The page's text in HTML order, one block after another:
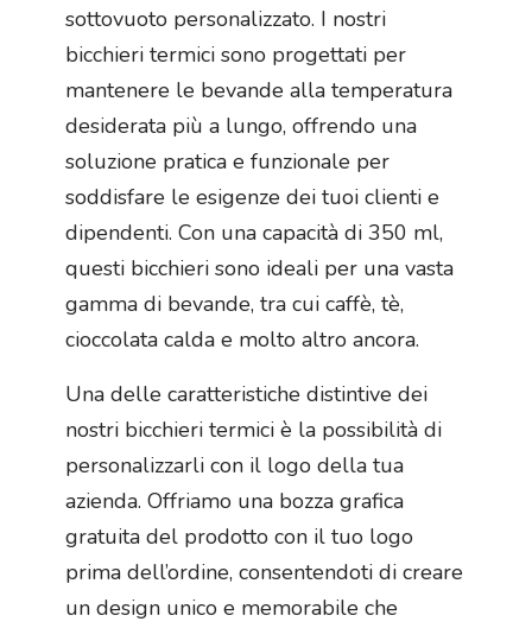
sottovuoto personalizzato. I nostri
bicchieri termici sono progettati per
mantenere le bevande alla temperatura
desiderata più a lungo, offrendo una
soluzione pratica e funzionale per
soddisfare le esigenze dei tuoi clienti e
dipendenti. Con una capacità di 350 ml,
questi bicchieri sono ideali per una vasta
gamma di bevande, tra cui caffè, tè,
cioccolata calda e molto altro ancora.
Una delle caratteristiche distintive dei
nostri bicchieri termici è la possibilità di
personalizzarli con il logo della tua
azienda. Offriamo una bozza grafica
gratuita del prodotto con il tuo logo
prima dell’ordine, consentendoti di creare
un design unico e memorabile che